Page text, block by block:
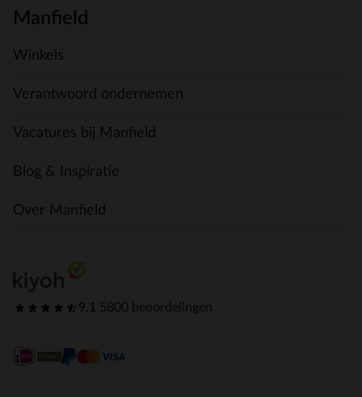
Manfield
Winkels
Verantwoord ondernemen
Vacatures bij Manfield
Blog & Inspiratie
Over Manfield
9.1 5800 beoordelingen